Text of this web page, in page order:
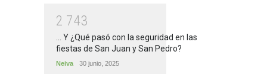
2 743
... Y ¿Qué pasó con la seguridad en las
fiestas de San Juan y San Pedro?
Neiva 30 junio, 2025